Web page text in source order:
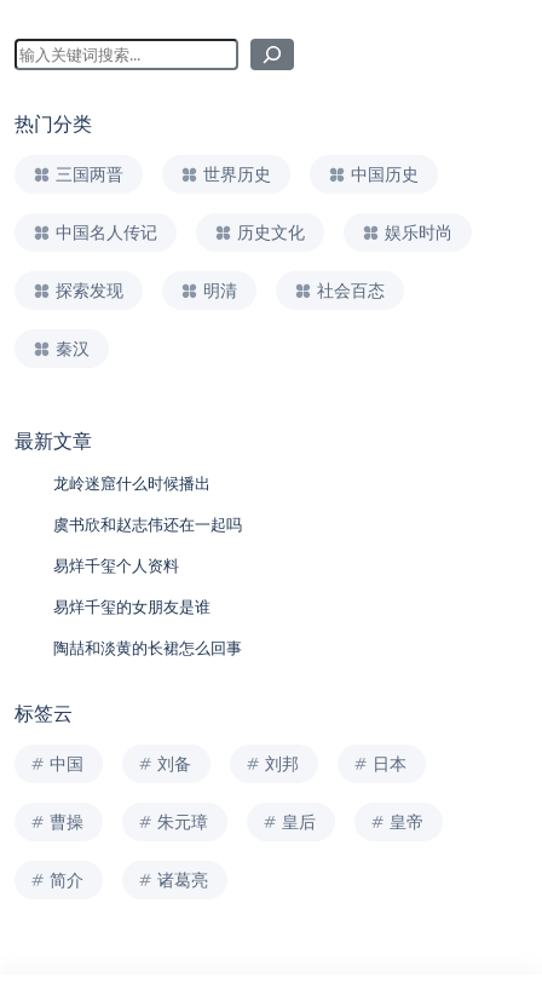
热门分类
三国两晋 世界历史 中国历史
中国名人传记 历史文化 娱乐时尚
探索发现 明清 社会百态
秦汉
最新文章
龙岭迷窟什么时候播出
虞书欣和赵志伟还在一起吗
易烊千玺个人资料
易烊千玺的女朋友是谁
陶喆和淡黄的长裙怎么回事
标签云
中国 刘备 刘邦 日本
曹操 朱元璋 皇后 皇帝
简介 诸葛亮